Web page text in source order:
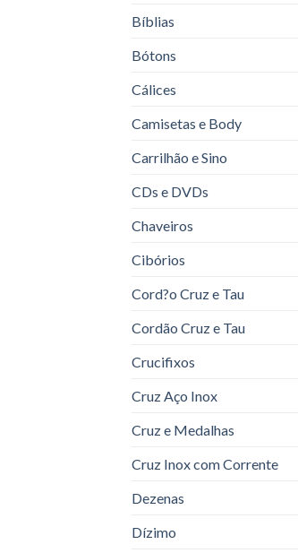
Bíblias
Bótons
Cálices
Camisetas e Body
Carrilhão e Sino
CDs e DVDs
Chaveiros
Cibórios
Cord?o Cruz e Tau
Cordão Cruz e Tau
Crucifixos
Cruz Aço Inox
Cruz e Medalhas
Cruz Inox com Corrente
Dezenas
Dízimo